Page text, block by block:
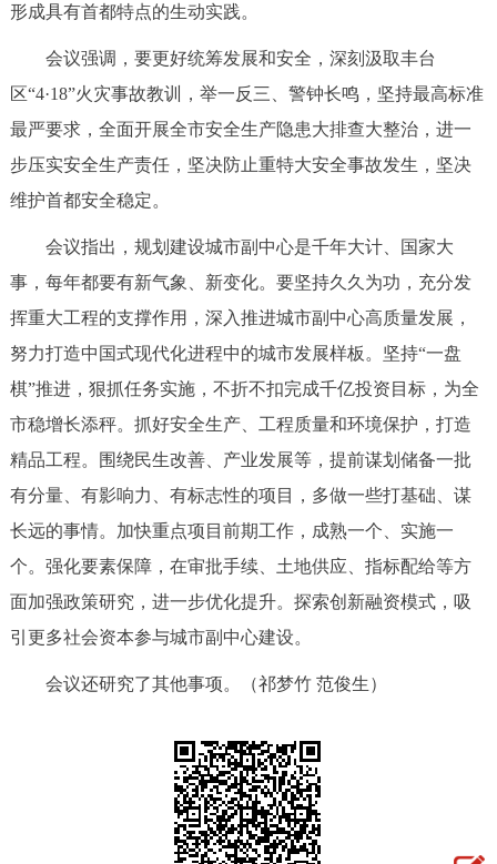
形成具有首都特点的生动实践。
会议强调，要更好统筹发展和安全，深刻汲取丰台
区“4·18”火灾事故教训，举一反三、警钟长鸣，坚持最高标准
最严要求，全面开展全市安全生产隐患大排查大整治，进一
步压实安全生产责任，坚决防止重特大安全事故发生，坚决
维护首都安全稳定。
会议指出，规划建设城市副中心是千年大计、国家大
事，每年都要有新气象、新变化。要坚持久久为功，充分发
挥重大工程的支撑作用，深入推进城市副中心高质量发展，
努力打造中国式现代化进程中的城市发展样板。坚持“一盘
棋”推进，狠抓任务实施，不折不扣完成千亿投资目标，为全
市稳增长添秤。抓好安全生产、工程质量和环境保护，打造
精品工程。围绕民生改善、产业发展等，提前谋划储备一批
有分量、有影响力、有标志性的项目，多做一些打基础、谋
长远的事情。加快重点项目前期工作，成熟一个、实施一
个。强化要素保障，在审批手续、土地供应、指标配给等方
面加强政策研究，进一步优化提升。探索创新融资模式，吸
引更多社会资本参与城市副中心建设。
会议还研究了其他事项。（祁梦竹 范俊生）